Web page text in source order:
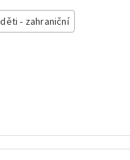
- zahraniční